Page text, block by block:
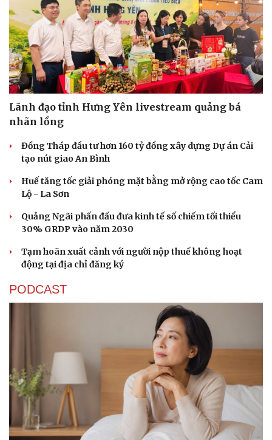
Lãnh đạo tỉnh Hưng Yên livestream quảng bá
nhãn lồng
Đồng Tháp đầu tư hơn 160 tỷ đồng xây dựng Dự án Cải
tạo nút giao An Bình
Huế tăng tốc giải phóng mặt bằng mở rộng cao tốc Cam
Lộ - La Sơn
Quảng Ngãi phấn đấu đưa kinh tế số chiếm tối thiểu
30% GRDP vào năm 2030
Tạm hoãn xuất cảnh với người nộp thuế không hoạt
động tại địa chỉ đăng ký
PODCAST